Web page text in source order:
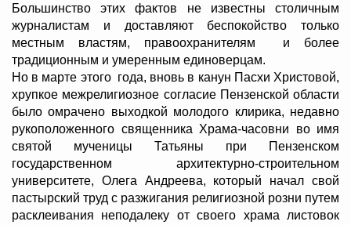
Большинство этих фактов не известны столичным
журналистам и доставляют беспокойство только
местным властям, правоохранителям и более
традиционным и умеренным единоверцам.
Но в марте этого года, вновь в канун Пасхи Христовой,
хрупкое межрелигиозное согласие Пензенской области
было омрачено выходкой молодого клирика, недавно
рукоположенного священника Храма-часовни во имя
святой мученицы Татьяны при Пензенском
государственном архитектурно-строительном
университете, Олега Андреева, который начал свой
пастырский труд с разжигания религиозной розни путем
расклеивания неподалеку от своего храма листовок